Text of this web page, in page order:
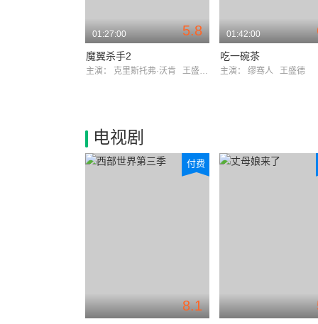
5.8
01:27:00
魔翼杀手2
主演： 克里斯托弗·沃肯 王盛德
01:42:00
吃一碗茶
主演： 缪骞人 王盛德
电视剧
8.1
付费